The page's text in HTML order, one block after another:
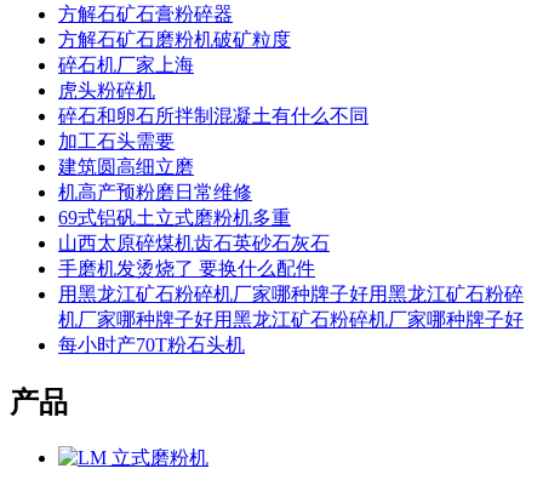
方解石矿石膏粉碎器
方解石矿石磨粉机破矿粒度
碎石机厂家上海
虎头粉碎机
碎石和卵石所拌制混凝土有什么不同
加工石头需要
建筑圆高细立磨
机高产预粉磨日常维修
69式铝矾土立式磨粉机多重
山西太原碎煤机齿石英砂石灰石
手磨机发烫烧了 要换什么配件
用黑龙江矿石粉碎机厂家哪种牌子好用黑龙江矿石粉碎
机厂家哪种牌子好用黑龙江矿石粉碎机厂家哪种牌子好
每小时产70T粉石头机
产品